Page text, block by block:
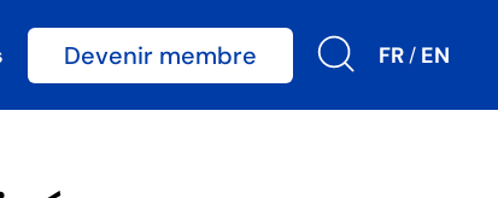
Devenir membre FR / EN